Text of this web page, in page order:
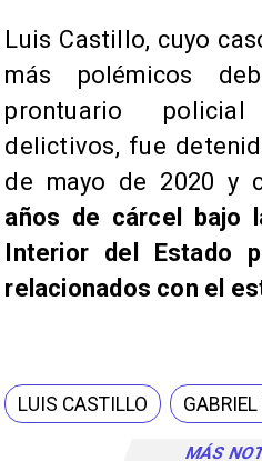
MÁS
Luis Castillo, cuyo
más polémicos
prontuario
delictivos, fue
de mayo de 2020 y
años de cárcel bajo
Interior del Estado
relacionados con el
LUIS CASTILLO